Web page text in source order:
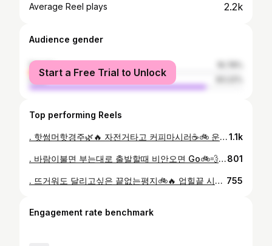
Average Reel plays 2.2k
Audience gender
female
male
Start a Free Trial to Unlock
Top performing Reels
. 핫썸머핫경주🌿🔥 자전거타고 커피마시러☕️🚲 운동 힐링 오늘의 미션🚲 허고개삼거리에서 업힐마지막까지 무한댄싱연습해보기🚲⛰️🙏🏼 느리지만 끝까지간다.✋🏼 #cycling#cyclingislife #cyclingphoto #매일꾸준하게#생활속자전거 #운동과힐링#경주카페 @deneb_love☕️🥐 자전거는 멘탈이다.🚲 멘탈은 체력에서 나온다.🙏🏼 꾸준하게 존버✋🏼1.1k
. 바람이불면 부는대로 출발할때 비안오면 Go🚲💨 어제 땡볕장거리 힘들어서 오늘은 평지..바람싸대기 먹구름가득한 경주 더멋스럽 비오기전 호다닥 복귀길 에너지다쏟아부음 매일꾸준하게 자전거운동✋🏼🚲 매일 100키로이상 운동가능한코스 언양.경주35번TT or 박달코스 경주 장마시작☔️ 휴식모드✋🏼801
. 뜨거워도 달리고싶은 끝없는평지🚲🔥 업힐끝 시원하고 짜릿한 다운힐. ⛰️느리지만 끝까지간다.🚲🐜🙏🏼💦 @bae_chan_young_ 📷 🦙🐜🚲🔥🌿 자전거타고싶어지는 영상📷🙏🏼🔥. 뜨거워도좋아.🚲 755
Engagement rate benchmark